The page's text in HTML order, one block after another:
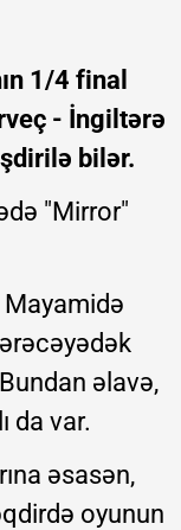
1/4 final
- İngiltərə
bilər.
"Mirror"
əlavə,
da var.
əsasən,
oyunun